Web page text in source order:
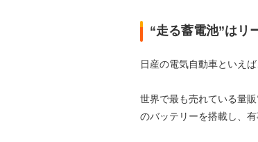
“走る蓄電池”はリ
日産の電気自動車といえ
世界で最も売れている量
のバッテリーを搭載し、